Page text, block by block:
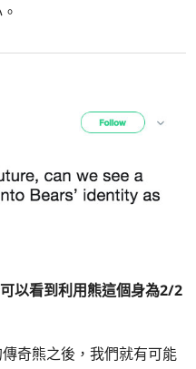
以看到利用熊這個身為2/2
奇熊之後，我們就有可能